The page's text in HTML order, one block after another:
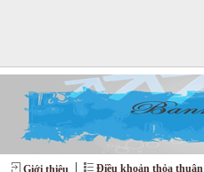
Điều khoản thỏa thuận